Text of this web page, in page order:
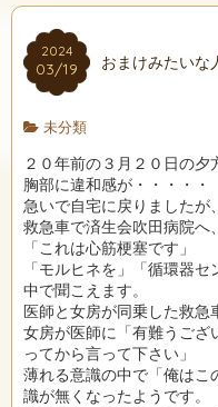
2024
03/19 おまけみたいな
未分類
２０年前の３月２０日の
胸部に違和感が・・・・・
急いで自宅に戻りましたが
救急車で済生会吹田病院へ
「これは心筋梗塞です」
「モルヒネを」「循環器
中で聞こえます。
医師と女房が同乗した救急
女房が医師に「有難うござ
ってから言って下さい」
薄れる意識の中で「俺はこ
識が無くなったようです。